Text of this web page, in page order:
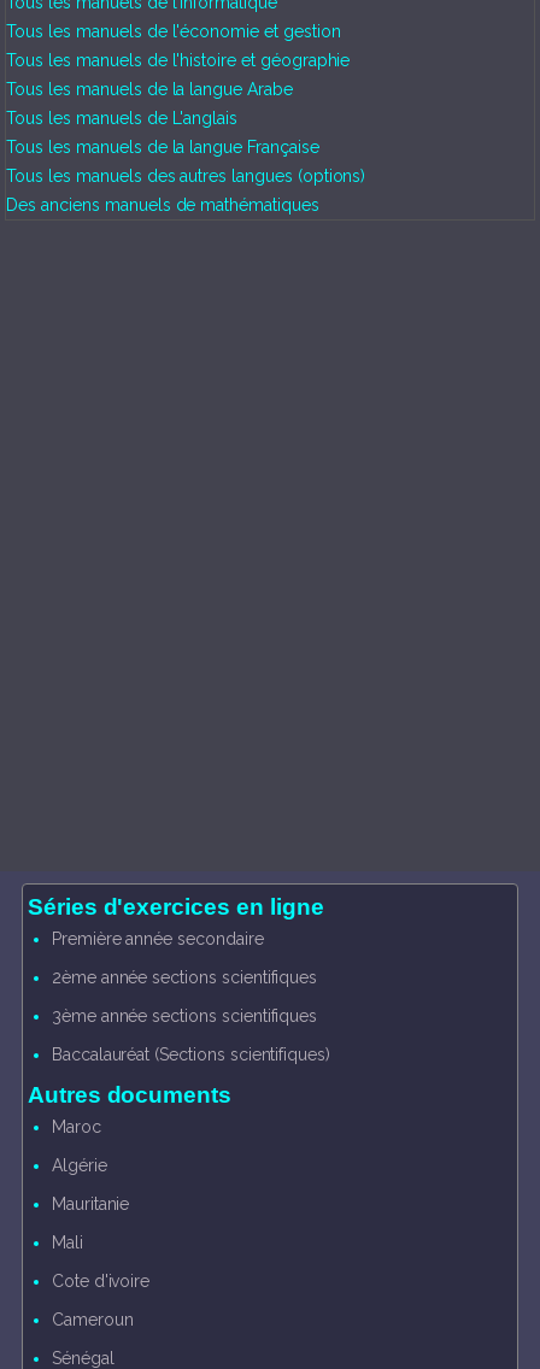
Tous les manuels de l'économie et gestion
Tous les manuels de l'histoire et géographie
Tous les manuels de la langue Arabe
Tous les manuels de L'anglais
Tous les manuels de la langue Française
Tous les manuels des autres langues (options)
Des anciens manuels de mathématiques
Séries d'exercices en ligne
Première année secondaire
2ème année sections scientifiques
3ème année sections scientifiques
Baccalauréat (Sections scientifiques)
Autres documents
Maroc
Algérie
Mauritanie
Mali
Cote d'ivoire
Cameroun
Sénégal